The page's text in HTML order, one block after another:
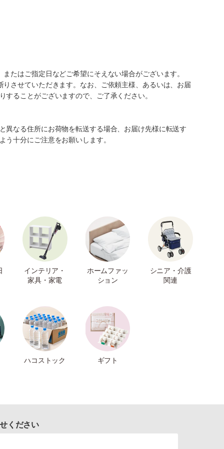
たはご指定日などご希望にそえない場合がございます。
させていただきます。なお、ご依頼主様、あるいは、お届
ることがございますので、ご了承ください。
異なる住所にお荷物を転送する場合、お届け先様に転送す
十分にご注意をお願いします。
インテリア・
家具・家電
ホームファッ
ション
シニア・介護
関連
ハコストック ギフト
ください